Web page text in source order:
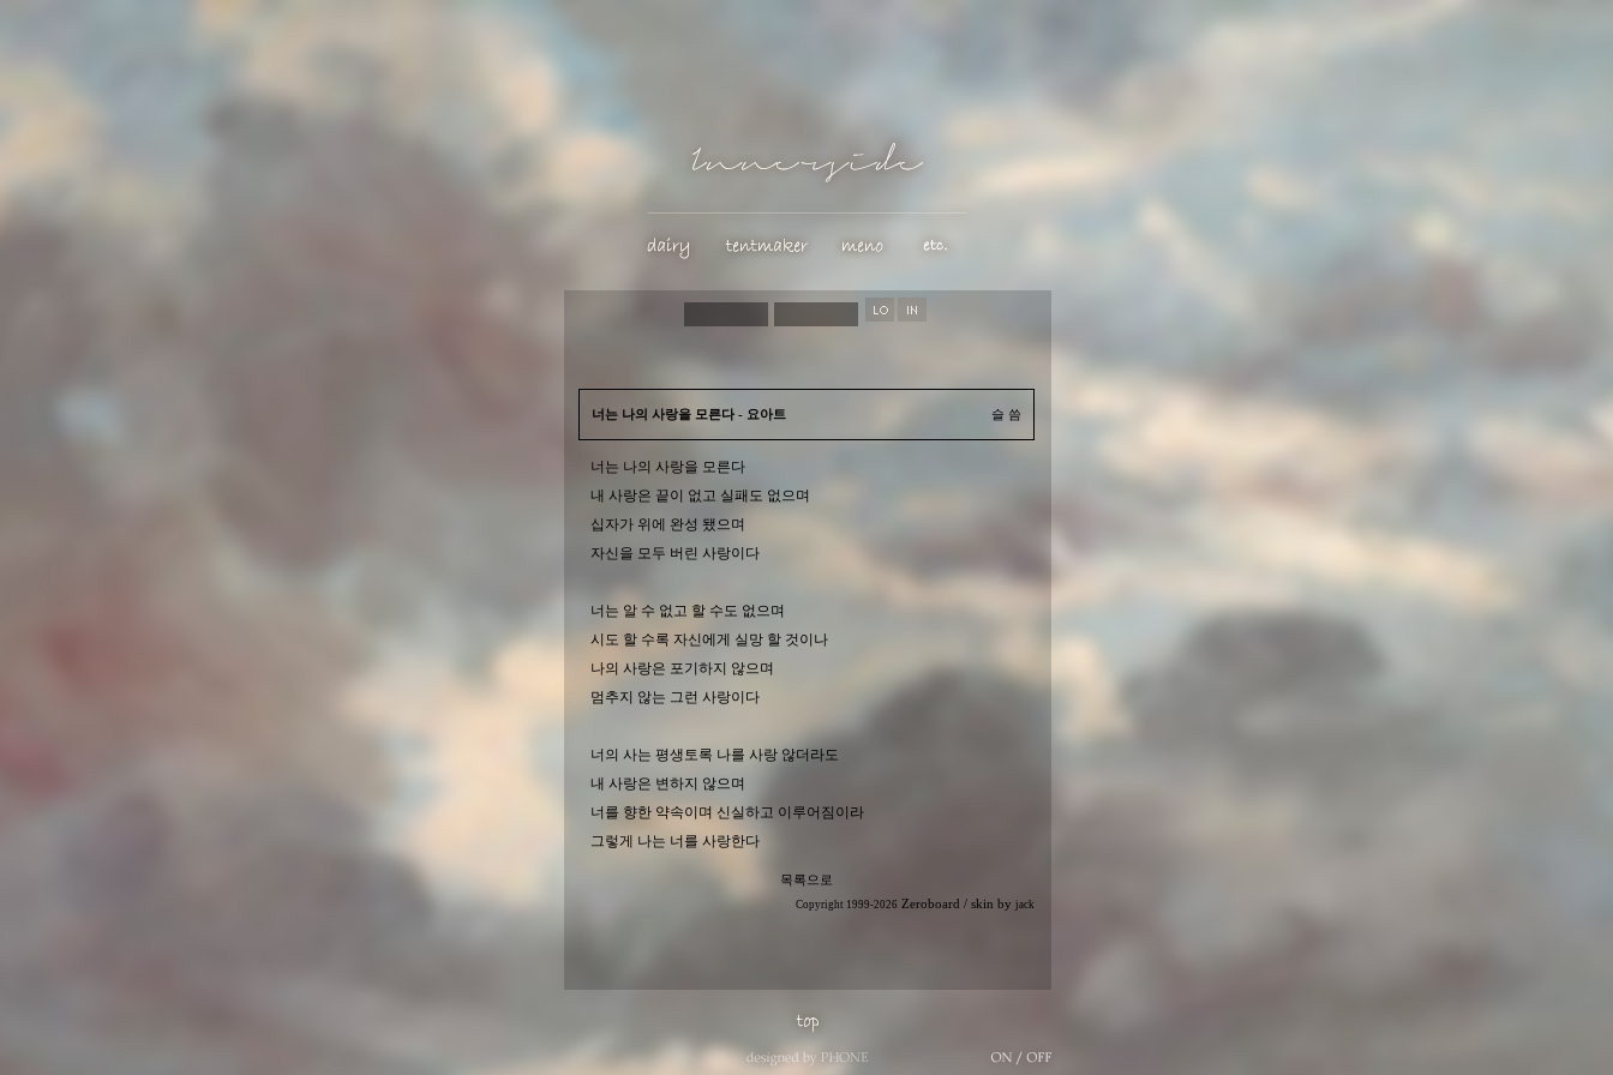
너는 나의 사랑을 모른다 - 요아트 슬 씀
너는 나의 사랑을 모른다
내 사랑은 끝이 없고 실패도 없으며
십자가 위에 완성 됐으며
자신을 모두 버린 사랑이다
너는 알 수 없고 할 수도 없으며
시도 할 수록 자신에게 실망 할 것이나
나의 사랑은 포기하지 않으며
멈추지 않는 그런 사랑이다
너의 사는 평생토록 나를 사랑 않더라도
내 사랑은 변하지 않으며
너를 향한 약속이며 신실하고 이루어짐이라
그렇게 나는 너를 사랑한다
목록으로
Copyright 1999-2026 Zeroboard / skin by jack